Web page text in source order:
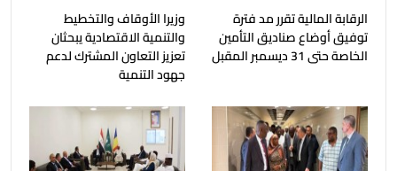
الرقابة المالية تقرر مد فترة
توفيق أوضاع صناديق التأمين
الخاصة حتى 31 ديسمبر المقبل
وزيرا الأوقاف والتخطيط
والتنمية الاقتصادية يبحثان
تعزيز التعاون المشترك لدعم
جهود التنمية